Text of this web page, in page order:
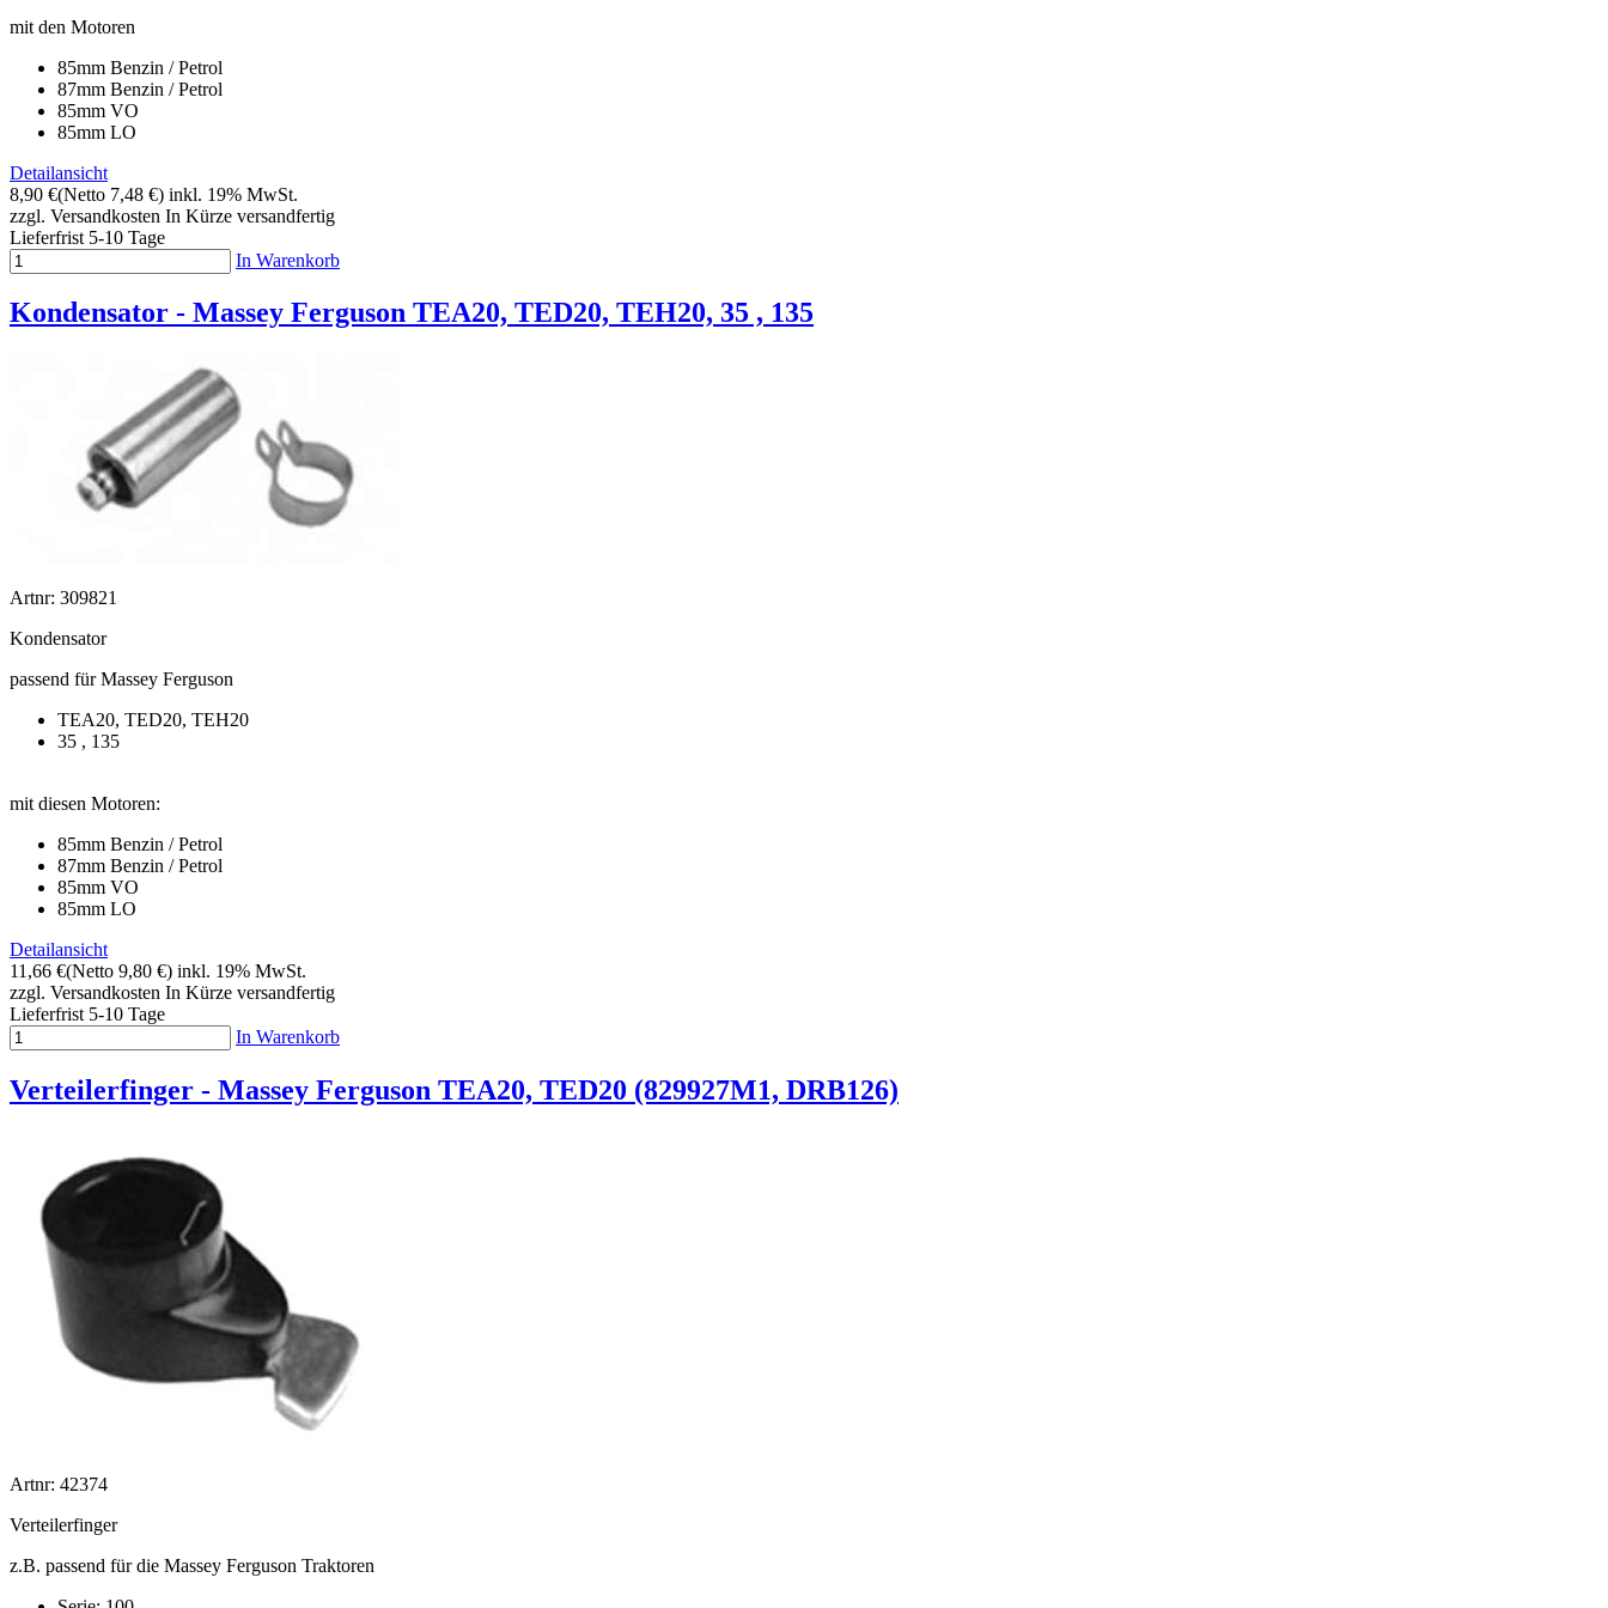
mit den Motoren
85mm Benzin / Petrol
87mm Benzin / Petrol
85mm VO
85mm LO
Detailansicht
8,90 €(Netto 7,48 €) inkl. 19% MwSt.
zzgl. Versandkosten In Kürze versandfertig
Lieferfrist 5-10 Tage
In Warenkorb
Kondensator - Massey Ferguson TEA20, TED20, TEH20, 35 , 135
Artnr: 309821
Kondensator
passend für Massey Ferguson
TEA20, TED20, TEH20
35 , 135
mit diesen Motoren:
85mm Benzin / Petrol
87mm Benzin / Petrol
85mm VO
85mm LO
Detailansicht
11,66 €(Netto 9,80 €) inkl. 19% MwSt.
zzgl. Versandkosten In Kürze versandfertig
Lieferfrist 5-10 Tage
In Warenkorb
Verteilerfinger - Massey Ferguson TEA20, TED20 (829927M1, DRB126)
Artnr: 42374
Verteilerfinger
z.B. passend für die Massey Ferguson Traktoren